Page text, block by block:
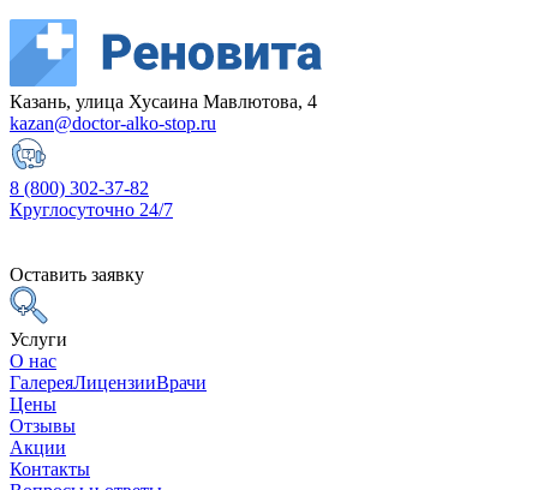
Казань, улица Хусаина Мавлютова, 4
kazan@doctor-alko-stop.ru
8 (800) 302-37-82
Круглосуточно 24/7
Оставить заявку
Услуги
О нас
ГалереяЛицензииВрачи
Цены
Отзывы
Акции
Контакты